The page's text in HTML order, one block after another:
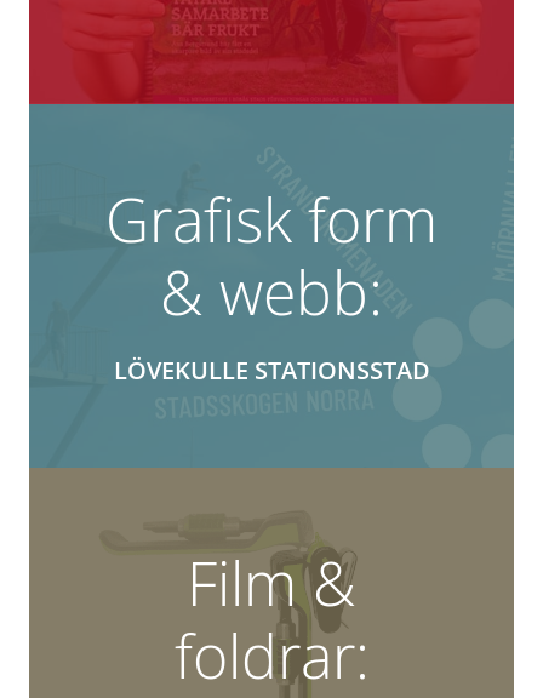
Grafisk form
& webb:
LÖVEKULLE STATIONSSTAD
Film &
foldrar: